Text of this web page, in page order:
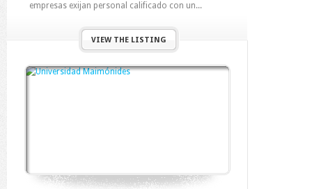
empresas exijan personal calificado con un...
VIEW THE LISTING